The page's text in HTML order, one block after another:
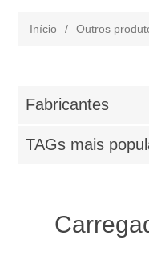
Início / Outros
Fabricantes
TAGs mais